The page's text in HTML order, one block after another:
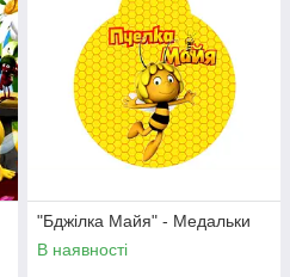
"Бджілка Майя" - Медальки
В наявності